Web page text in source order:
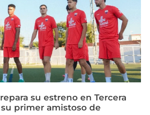
su estreno en Tercera
su primer amistoso de